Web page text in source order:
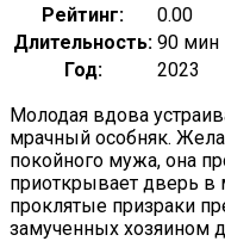
Рейтинг:
0.00
Длительность: 90 мин
Год:
2023
Молодая вдова
мрачный особняк.
покойного мужа, она
приоткрывает дверь в
проклятые призраки
замученных хозяином